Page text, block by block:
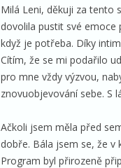
Milá Leni, děkuji za tento
dovolila pustit své
když je potřeba. Díky
Cítím, že se mi podařilo
pro mne vždy výzvou,
znovuobjevování sebe. S
Ačkoli jsem měla před
dobře. Bála jsem se, že v
Program byl přirozeně